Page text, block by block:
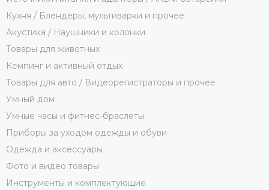
Кухня / Блендеры, мультиварки и прочее
Акустика / Наушники и колонки
Товары для животных
Кемпинг и активный отдых
Товары для авто / Видеорегистраторы и прочее
Умный дом
Умные часы и фитнес-браслеты
Приборы за уходом одежды и обуви
Одежда и аксессуары
Фото и видео товары
Инструменты и комплектующие